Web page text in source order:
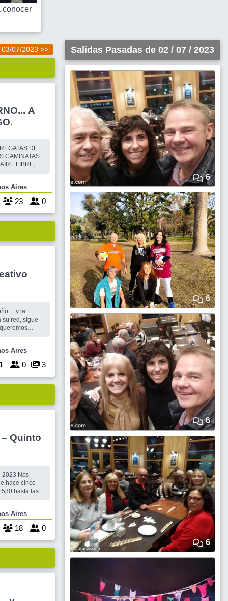
conocer
03/07/2023 >>
A
DE
CAMINATAS
LIBRE,
LO
EN BIBLOS
Aires
23 0
y la
su red, sigue
Aires
0 3
Quinto
2023 Nos
hace cinco
deben
los
Aires
18 0
Salidas Pasadas de 02 / 07 / 2023
6
6
6
6